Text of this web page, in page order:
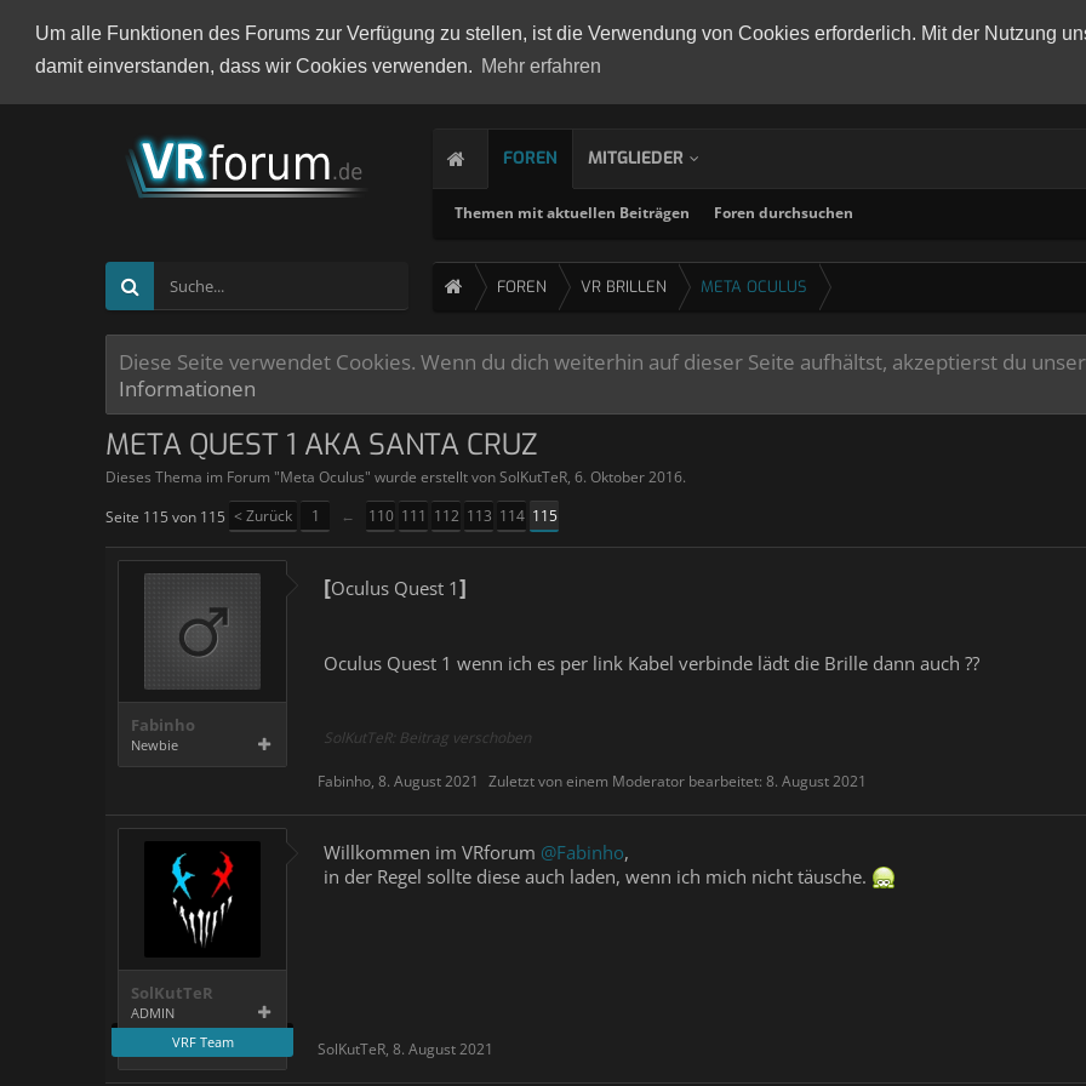
Um alle Funktionen des Forums zur Verfügung zu stellen, ist die Verwendung von Cookies erforderlich. Mit der Nutzung
damit einverstanden, dass wir Cookies verwenden. Mehr erfahren
FOREN
Themen mit aktuellen Beiträgen Foren durchsuchen
MITGLIEDER
FOREN VR BRILLEN META OCULUS
Diese Seite verwendet Cookies. Wenn du dich weiterhin auf dieser Seite aufhältst, akzeptierst du
Informationen
META QUEST 1 AKA SANTA CRUZ
Dieses Thema im Forum "Meta Oculus" wurde erstellt vonSolKutTeR, 6. Oktober 2016.
Seite 115 von 115 < Zurück 1 ← 110 111 112 113 114 115
Fabinho
Newbie
[Oculus Quest 1]
Oculus Quest 1 wenn ich es per link Kabel verbinde lädt die Brille dann auch ??
SolKutTeR: Beitrag verschoben
Fabinho, 8. August 2021 Zuletzt von einem Moderator bearbeitet: 8. August 2021
SolKutTeR
ADMIN
VRF Team
Willkommen im VRforum @Fabinho,
in der Regel sollte diese auch laden, wenn ich mich nicht täusche.
SolKutTeR, 8. August 2021